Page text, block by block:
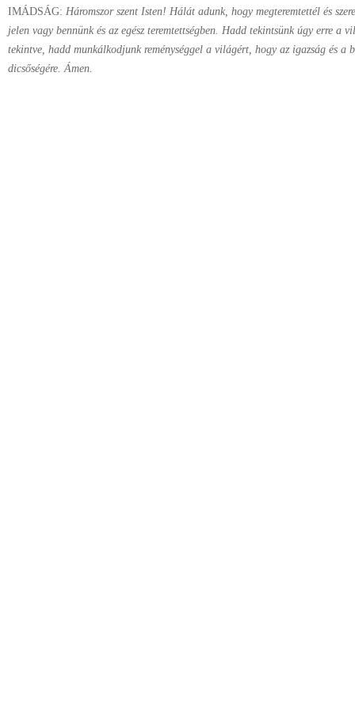
IMÁDSÁG: Háromszor szent Isten! Hálát adunk, hogy megteremtettél és
jelen vagy bennünk és az egész teremtettségben. Hadd tekintsünk úgy erre a
tekintve, hadd munkálkodjunk reménységgel a világért, hogy az igazság és a
dicsőségére. Ámen.